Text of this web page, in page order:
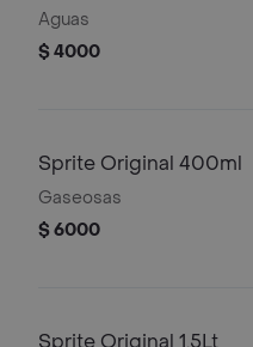
Aguas
$ 4000
Sprite Original 400ml
Gaseosas
$ 6000
Sprite Original 1.5Lt